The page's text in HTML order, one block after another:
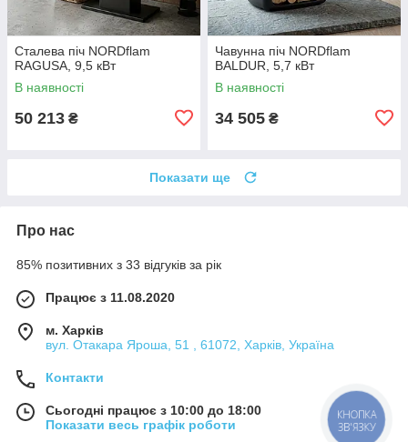
Сталева піч NORDflam
RAGUSA, 9,5 кВт
В наявності
50 213 ₴
Чавунна піч NORDflam
BALDUR, 5,7 кВт
В наявності
34 505 ₴
Показати ще
Про нас
85% позитивних з 33 відгуків за рік
Працює з 11.08.2020
м. Харків
вул. Отакара Яроша, 51 , 61072, Харків, Україна
Контакти
Сьогодні працює з 10:00 до 18:00
Показати весь графік роботи
КНОПКА
ЗВ'ЯЗКУ